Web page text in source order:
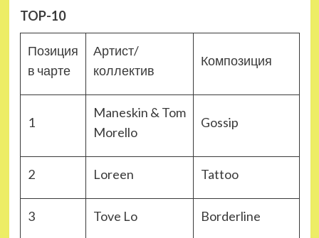
TOP-10
Позиция
в чарте
Артист/
коллектив
Композиция
1
Maneskin & Tom
Morello
Gossip
2 Loreen Tattoo
3 Tove Lo Borderline